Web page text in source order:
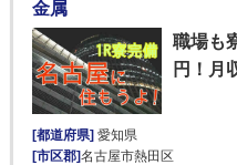
金属
職場も
円！月
[都道府県]愛知県
[市区郡]名古屋市熱田区